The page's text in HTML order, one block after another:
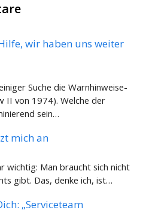
wir haben uns weiter
Suche die Warnhinweise-
II von 1974). Welche der
sein…
mich an
wichtig: Man braucht sich nicht
gibt. Das, denke ich, ist…
„Serviceteam